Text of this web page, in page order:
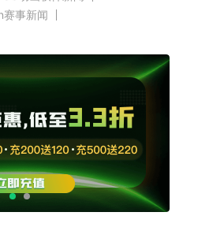
赛事新闻
Autodesk新闻
Renderbus新闻
新闻
3ds Max新闻
原力动画
CG英雄会
效果图大赛
新闻
Cinema 4D资讯
Maya新闻 教育优惠
赤道
无偏差渲染
云栖大会